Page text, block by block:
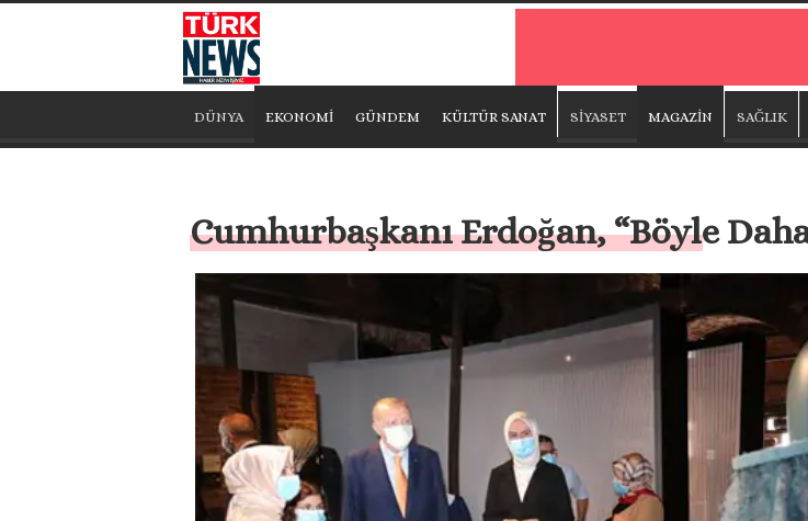
DÜNYA EKONOMİ GÜNDEM KÜLTÜR SANAT SİYASET MAGAZİN SAĞLIK
Cumhurbaşkanı Erdoğan, “Böyle